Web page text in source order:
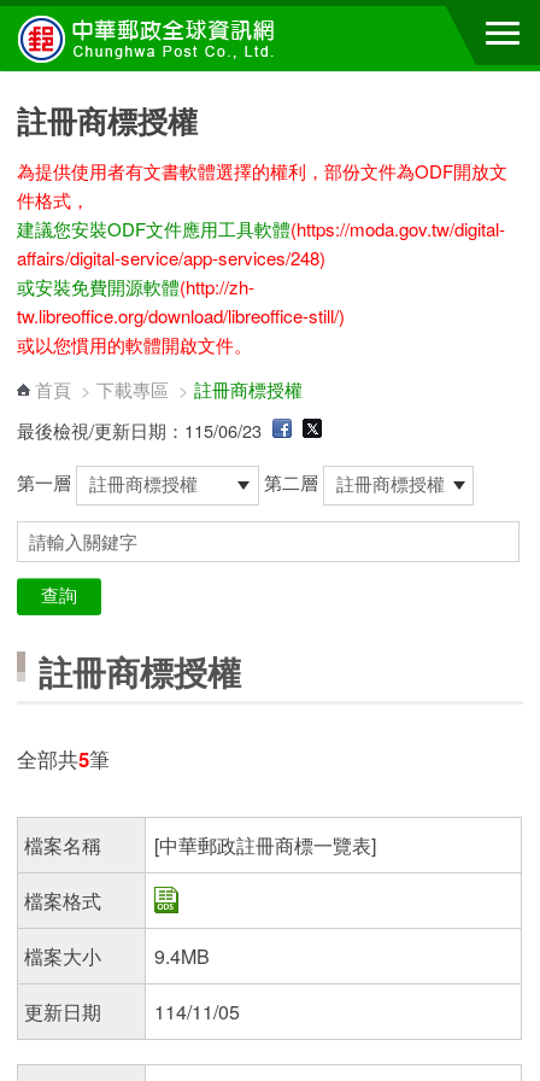
跳到主要內容區塊
註冊商標授權
為提供使用者有文書軟體選擇的權利，部份文件為ODF開放文
件格式，
建議您安裝ODF文件應用工具軟體(https://moda.gov.tw/digital-
affairs/digital-service/app-services/248)
或安裝免費開源軟體(http://zh-
tw.libreoffice.org/download/libreoffice-still/)
或以您慣用的軟體開啟文件。
首頁 >下載專區 >註冊商標授權
最後檢視/更新日期：115/06/23
第一層 第二層
註冊商標授權
全部共5筆
檔案名稱
[中華郵政註冊商標一覽表]
檔案格式
檔案大小
9.4MB
更新日期
114/11/05